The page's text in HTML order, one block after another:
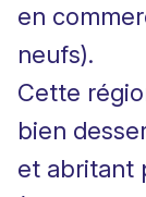
en
neufs).
Cette
bien
et abritant